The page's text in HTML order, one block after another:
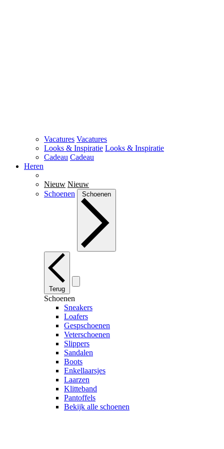
Vacatures Vacatures
Looks & Inspiratie Looks & Inspiratie
Cadeau Cadeau
Heren
Nieuw Nieuw
Schoenen
Schoenen
Terug
Schoenen
Sneakers
Loafers
Gespschoenen
Veterschoenen
Slippers
Sandalen
Boots
Enkellaarsjes
Laarzen
Klitteband
Pantoffels
Bekijk alle schoenen